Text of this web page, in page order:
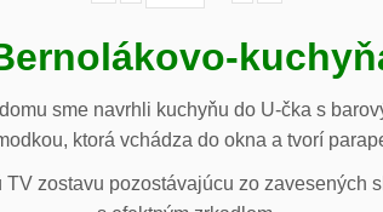
sme navrhli kuchyňu do U-čka s
ktorá vchádza do okna a tvorí
zostavu pozostávajúcu zo zavesených